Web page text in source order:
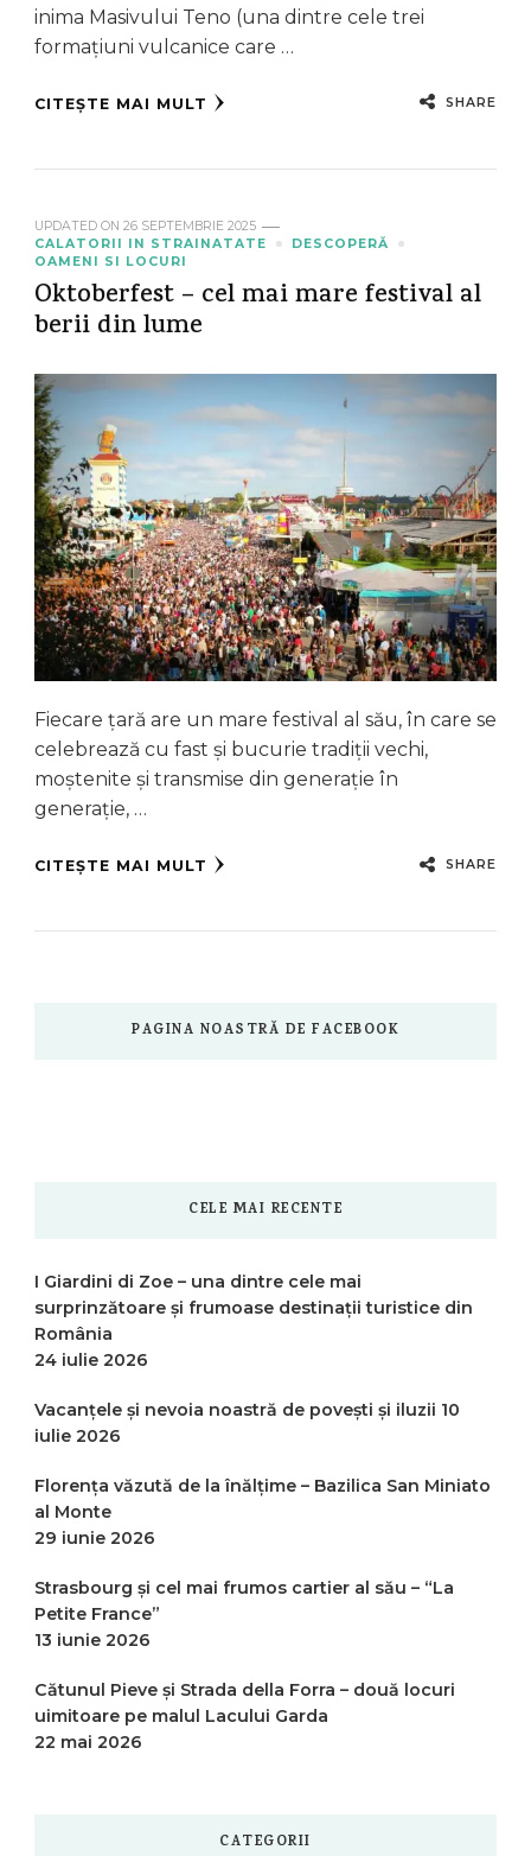
inima Masivului Teno (una dintre cele trei
formațiuni vulcanice care …
CITEȘTE MAI MULT SHARE
UPDATED ON 26 SEPTEMBRIE 2025
CALATORII IN STRAINATATE
DESCOPERĂ
OAMENI SI LOCURI
Oktoberfest – cel mai mare festival al
berii din lume
Fiecare țară are un mare festival al său, în care se
celebrează cu fast și bucurie tradiții vechi,
moștenite și transmise din generație în
generație, …
CITEȘTE MAI MULT SHARE
PAGINA NOASTRĂ DE FACEBOOK
CELE MAI RECENTE
I Giardini di Zoe – una dintre cele mai
surprinzătoare și frumoase destinații turistice din
România
24 iulie 2026
Vacanțele și nevoia noastră de povești și iluzii 10
iulie 2026
Florența văzută de la înălțime – Bazilica San Miniato
al Monte
29 iunie 2026
Strasbourg și cel mai frumos cartier al său – “La
Petite France”
13 iunie 2026
Cătunul Pieve și Strada della Forra – două locuri
uimitoare pe malul Lacului Garda
22 mai 2026
CATEGORII